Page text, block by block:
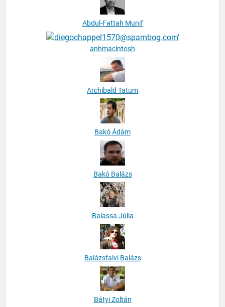
Abdul-Fattah Munif
anhmacintosh
Archibald Tatum
Bakó Ádám
Bakó Balázs
Balassa Júlia
Balázsfalvi Balázs
Bátyi Zoltán